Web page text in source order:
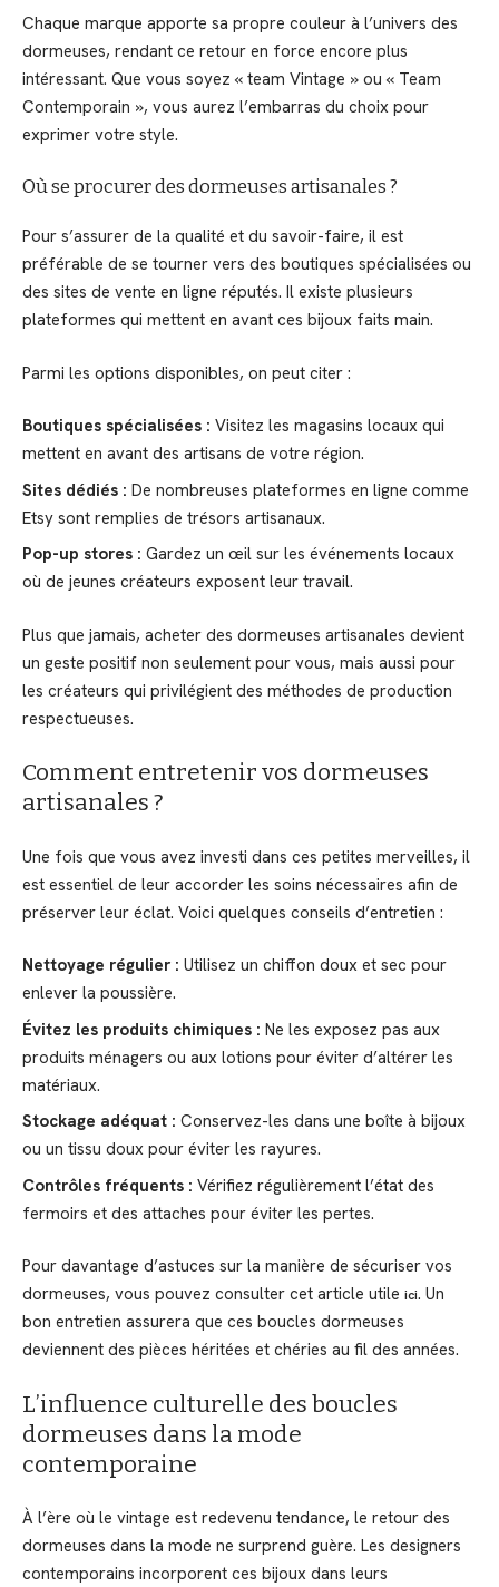
Chaque marque apporte sa propre couleur à l’univers des
dormeuses, rendant ce retour en force encore plus
intéressant. Que vous soyez « team Vintage » ou « Team
Contemporain », vous aurez l’embarras du choix pour
exprimer votre style.
Où se procurer des dormeuses artisanales ?
Pour s’assurer de la qualité et du savoir-faire, il est
préférable de se tourner vers des boutiques spécialisées ou
des sites de vente en ligne réputés. Il existe plusieurs
plateformes qui mettent en avant ces bijoux faits main.
Parmi les options disponibles, on peut citer :
Boutiques spécialisées : Visitez les magasins locaux qui
mettent en avant des artisans de votre région.
Sites dédiés : De nombreuses plateformes en ligne comme
Etsy sont remplies de trésors artisanaux.
Pop-up stores : Gardez un œil sur les événements locaux
où de jeunes créateurs exposent leur travail.
Plus que jamais, acheter des dormeuses artisanales devient
un geste positif non seulement pour vous, mais aussi pour
les créateurs qui privilégient des méthodes de production
respectueuses.
Comment entretenir vos dormeuses
artisanales ?
Une fois que vous avez investi dans ces petites merveilles, il
est essentiel de leur accorder les soins nécessaires afin de
préserver leur éclat. Voici quelques conseils d’entretien :
Nettoyage régulier : Utilisez un chiffon doux et sec pour
enlever la poussière.
Évitez les produits chimiques : Ne les exposez pas aux
produits ménagers ou aux lotions pour éviter d’altérer les
matériaux.
Stockage adéquat : Conservez-les dans une boîte à bijoux
ou un tissu doux pour éviter les rayures.
Contrôles fréquents : Vérifiez régulièrement l’état des
fermoirs et des attaches pour éviter les pertes.
Pour davantage d’astuces sur la manière de sécuriser vos
dormeuses, vous pouvez consulter cet article utile ici. Un
bon entretien assurera que ces boucles dormeuses
deviennent des pièces héritées et chéries au fil des années.
L’influence culturelle des boucles
dormeuses dans la mode
contemporaine
À l’ère où le vintage est redevenu tendance, le retour des
dormeuses dans la mode ne surprend guère. Les designers
contemporains incorporent ces bijoux dans leurs